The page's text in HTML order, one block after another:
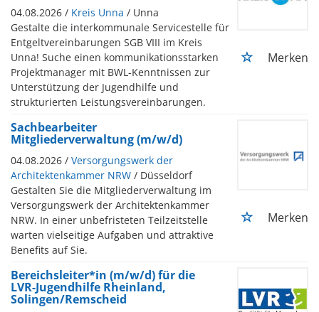
04.08.2026 / Kreis Unna / Unna
Gestalte die interkommunale Servicestelle für
Entgeltvereinbarungen SGB VIII im Kreis
Unna! Suche einen kommunikationsstarken
Projektmanager mit BWL-Kenntnissen zur
Unterstützung der Jugendhilfe und
strukturierten Leistungsvereinbarungen.
Merken
Sachbearbeiter
Mitgliederverwaltung (m/w/d)
04.08.2026 / Versorgungswerk der
Architektenkammer NRW / Düsseldorf
Gestalten Sie die Mitgliederverwaltung im
Versorgungswerk der Architektenkammer
NRW. In einer unbefristeten Teilzeitstelle
warten vielseitige Aufgaben und attraktive
Benefits auf Sie.
Merken
Bereichsleiter*in (m/w/d) für die
LVR-Jugendhilfe Rheinland,
Solingen/Remscheid